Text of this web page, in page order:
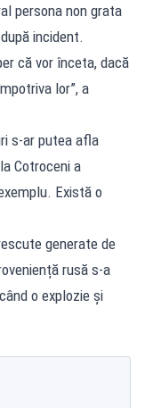
persona non grata
incident.
că vor înceta, dacă
lor”, a
s-ar putea afla
Cotroceni a
Există o
generate de
rusă s-a
o explozie și